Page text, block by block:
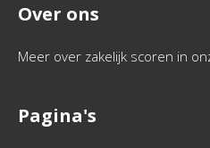
Over ons
Meer over zakelijk scoren in
Pagina's